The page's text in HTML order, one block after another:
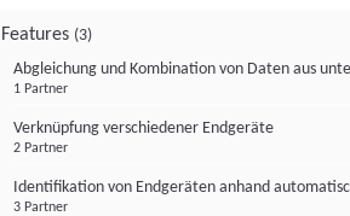
Features (3)
Abgleichung und Kombination von Daten aus
1 Partner
Verknüpfung verschiedener Endgeräte
2 Partner
Identifikation von Endgeräten anhand
3 Partner